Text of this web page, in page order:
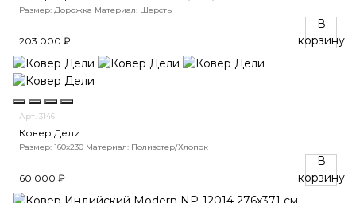
Размер: Дорожка Материал: Шерсть
203 000 ₽
В
корзину
Арт. 3146
Ковер Дели
Размер: 160х230 Материал: Полиэстер/Хлопок
60 000 ₽
В
корзину